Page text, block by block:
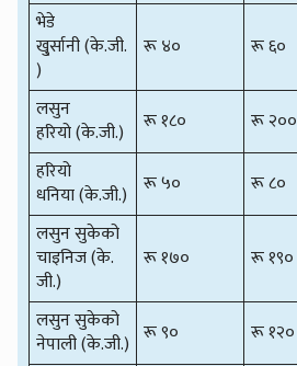
भेडे
खु्र्सानी (के.जी.
)
रू ४० रू ६०
लसुन
हरियो (के.जी.)
रू १८० रू २००
हरियो
धनिया (के.जी.) रू ५० रू ८०
लसुन सुकेको
चाइनिज (के.
जी.)
रू १७० रू १९०
लसुन सुकेको
नेपाली (के.जी.) रू ९० रू १२०